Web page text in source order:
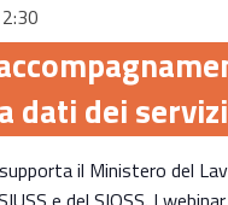
dati dei
il Ministero del